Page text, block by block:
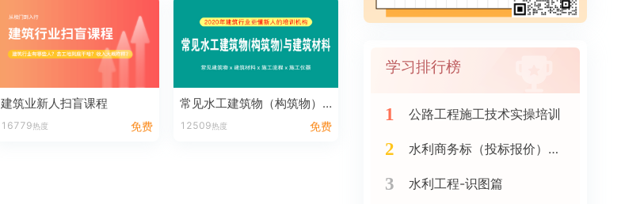
建筑业新人扫盲课程
16779热度 免费
常见水工建筑物（构筑物）与建筑材料
12509热度 免费
学习排行榜
1 公路工程施工技术实操培训
2 水利商务标（投标报价）实战训练班
3 水利工程-识图篇